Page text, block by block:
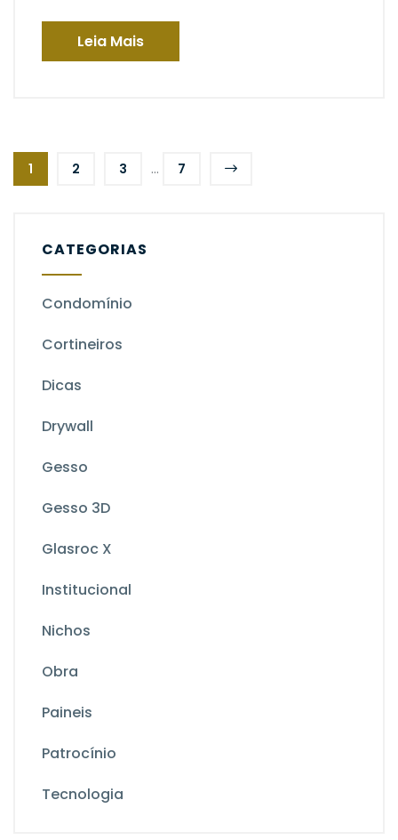
Leia Mais
1 2 3 ... 7
CATEGORIAS
Condomínio
Cortineiros
Dicas
Drywall
Gesso
Gesso 3D
Glasroc X
Institucional
Nichos
Obra
Paineis
Patrocínio
Tecnologia